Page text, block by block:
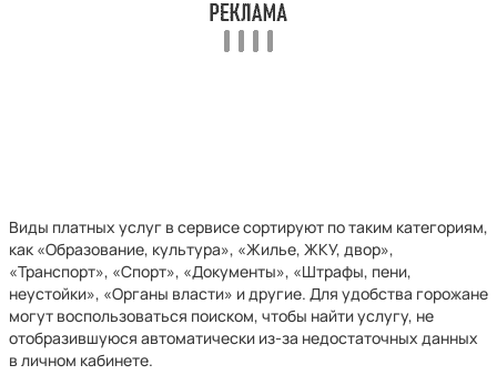
Виды платных услуг в сервисе сортируют по таким категориям,
как «Образование, культура», «Жилье, ЖКУ, двор»,
«Транспорт», «Спорт», «Документы», «Штрафы, пени,
неустойки», «Органы власти» и другие. Для удобства горожане
могут воспользоваться поиском, чтобы найти услугу, не
отобразившуюся автоматически из-за недостаточных данных
в личном кабинете.